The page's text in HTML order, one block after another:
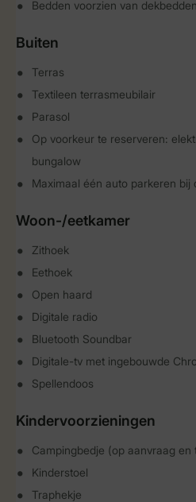
Bedden voorzien van
Buiten
Terras
Textileen terrasmeubilair
Parasol
Op voorkeur te reserveren:
bungalow
Maximaal één auto parkeren bij
Woon-/eetkamer
Zithoek
Eethoek
Open haard
Digitale radio
Bluetooth Soundbar
Digitale-tv met ingebouwde
Spellendoos
Kindervoorzieningen
Campingbedje (op aanvraag en
Kinderstoel
Traphekje